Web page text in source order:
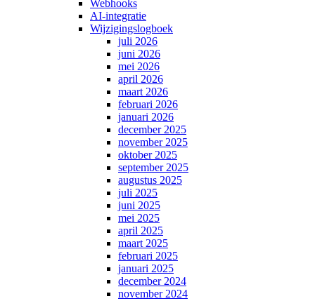
Webhooks
AI-integratie
Wijzigingslogboek
juli 2026
juni 2026
mei 2026
april 2026
maart 2026
februari 2026
januari 2026
december 2025
november 2025
oktober 2025
september 2025
augustus 2025
juli 2025
juni 2025
mei 2025
april 2025
maart 2025
februari 2025
januari 2025
december 2024
november 2024